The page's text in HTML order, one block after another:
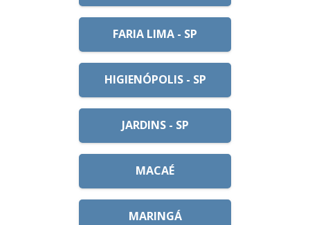
FARIA LIMA - SP
HIGIENÓPOLIS - SP
JARDINS - SP
MACAÉ
MARINGÁ